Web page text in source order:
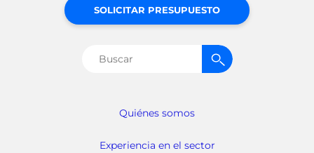
Quiénes somos
Experiencia en el sector
SOLICITAR PRESUPUESTO
Buscar: